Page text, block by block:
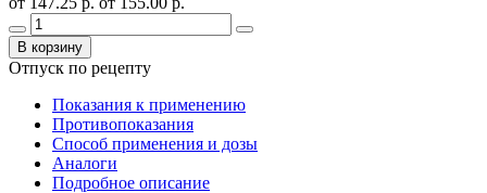
В корзину
Отпуск по рецепту
Показания к применению
Противопоказания
Способ применения и дозы
Аналоги
Подробное описание